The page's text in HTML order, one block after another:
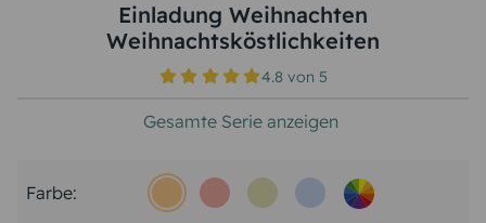
Einladung Weihnachten
Weihnachtsköstlichkeiten
4.8 von5
Gesamte Serie anzeigen
Farbe: